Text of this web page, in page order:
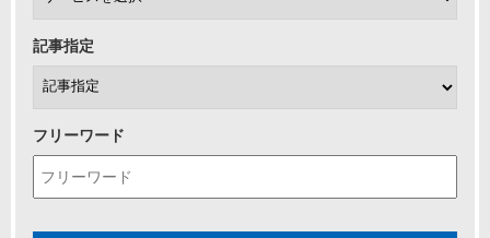
記事指定
フリーワード